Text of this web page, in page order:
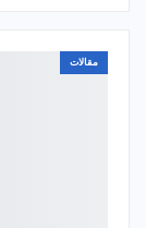
مقالات